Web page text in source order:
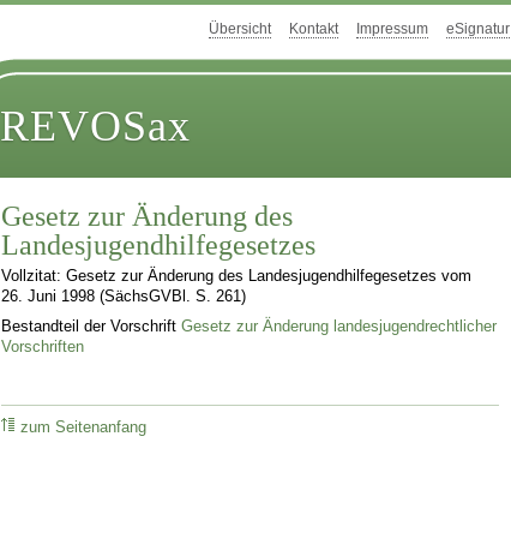
Übersicht Kontakt Impressum eSignatur
REVOSax
Gesetz zur Änderung des
Landesjugendhilfegesetzes
Vollzitat: Gesetz zur Änderung des Landesjugendhilfegesetzes vom
26. Juni 1998 (SächsGVBl. S. 261)
Bestandteil der VorschriftGesetz zur Änderung landesjugendrechtlicher
Vorschriften
zum Seitenanfang